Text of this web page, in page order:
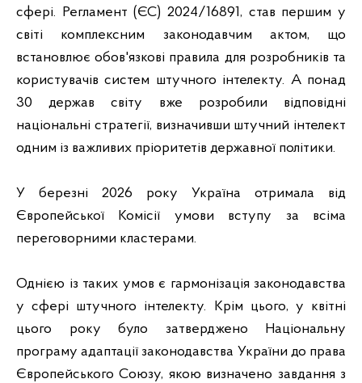
сфері. Регламент (ЄС) 2024/16891, став першим у
світі комплексним законодавчим актом, що
встановлює обов'язкові правила для розробників та
користувачів систем штучного інтелекту. А понад
30 держав світу вже розробили відповідні
національні стратегії, визначивши штучний інтелект
одним із важливих пріоритетів державної політики.
У березні 2026 року Україна отримала від
Європейської Комісії умови вступу за всіма
переговорними кластерами.
Однією із таких умов є гармонізація законодавства
у сфері штучного інтелекту. Крім цього, у квітні
цього року було затверджено Національну
програму адаптації законодавства України до права
Європейського Союзу, якою визначено завдання з